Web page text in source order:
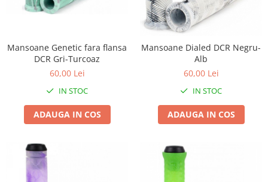
Mansoane Genetic fara flansa
DCR Gri-Turcoaz
60,00 Lei
IN STOC
ADAUGA IN COS
Mansoane Dialed DCR Negru-
Alb
60,00 Lei
IN STOC
ADAUGA IN COS